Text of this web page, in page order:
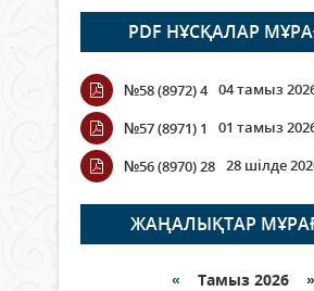
Open Air: Қызылорда
полиция департаменті 20
мыңнан астам
қауіпсіздігін қамтамасыз
06 тамыз 2026 ж.
Wi-Fi ҚАБЫРҒА АРҚЫЛЫ
ӨТЕДІ?
06 тамыз 2026 ж. 254
граждане Казахстана,
PDF НҰСҚАЛАР
№58 (8972) 4 04 тамыз
№57 (8971) 1
01 тамыз
№56 (8970) 28 28 шілде
ЖАҢАЛЫҚТАР
« Тамыз 2026 »